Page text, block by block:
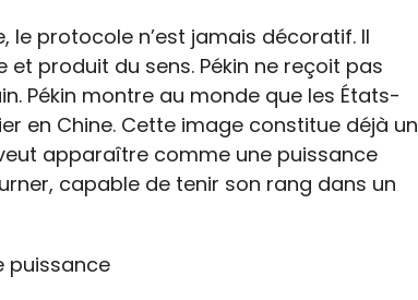
le protocole n’est jamais décoratif. Il
et produit du sens. Pékin ne reçoit pas
Pékin montre au monde que les États-
en Chine. Cette image constitue déjà un
apparaître comme une puissance
capable de tenir son rang dans un
puissance